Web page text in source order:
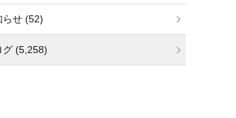
らせ (52)
グ (5,258)